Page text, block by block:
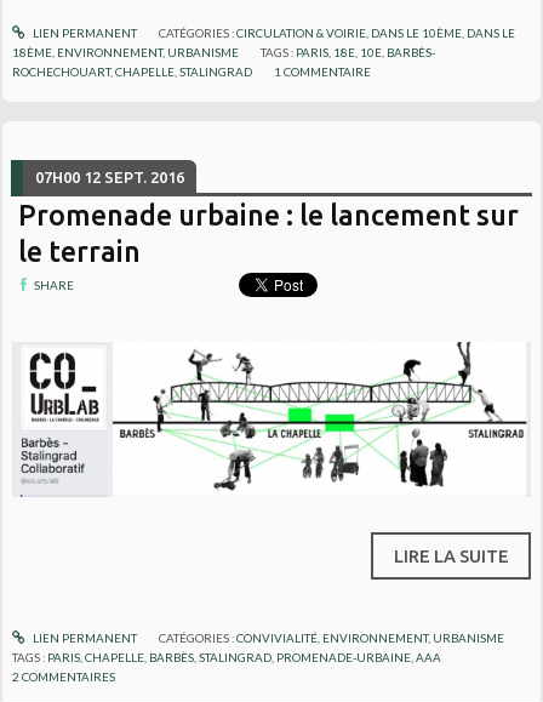
LIEN PERMANENT CATÉGORIES :CIRCULATION & VOIRIE, DANS LE 10ÈME, DANS LE
18ÈME ENVIRONNEMENT, URBANISME TAGS : PARIS 18E 10E BARBÈS-
ROCHECHOUART,CHAPELLE ,STALINGRAD 1 COMMENTAIRE
07H00 12 SEPT. 2016
Promenade urbaine : le lancement sur
le terrain
SHARE
LIRE LA SUITE
LIEN PERMANENT CATÉGORIES :CONVIVIALITÉ, ENVIRONNEMENT, URBANISME
TAGS : PARIS,CHAPELLE, BARBÈS,STALINGRAD, PROMENADE-URBAINE,AAA
2 COMMENTAIRES